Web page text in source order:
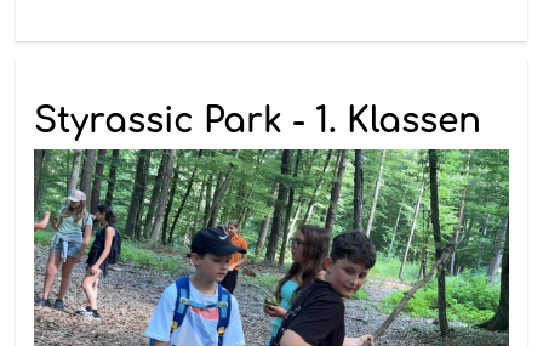
Styrassic Park - 1. Klassen